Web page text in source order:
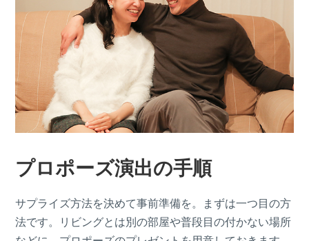
プロポーズ演出の手順
サプライズ方法を決めて事前準備を。まずは一つ目の方
法です。リビングとは別の部屋や普段目の付かない場所